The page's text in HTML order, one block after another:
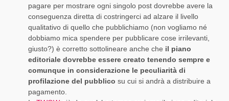
pagare per mostrare ogni singolo post dovrebbe avere la
conseguenza diretta di costringerci ad alzare il livello
qualitativo di quello che pubblichiamo (non vogliamo né
dobbiamo mica spendere per pubblicare cose irrilevanti,
giusto?) è corretto sottolineare anche che il piano
editoriale dovrebbe essere creato tenendo sempre e
comunque in considerazione le peculiarità di
profilazione del pubblico su cui si andrà a distribuire a
pagamento.